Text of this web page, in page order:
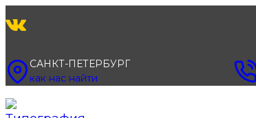
к
САНКТ-ПЕТЕРБУРГ
как нас найти